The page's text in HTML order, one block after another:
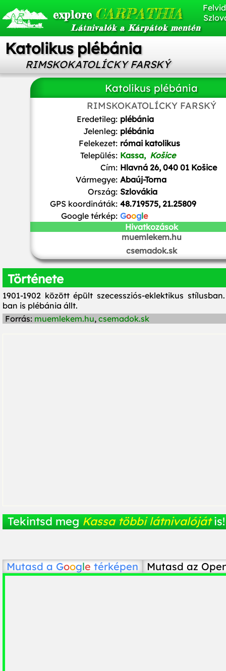
explore CARPATHIA
Látnivalók a Kárpátok mentén
Katolikus plébánia
RIMSKOKATOLÍCKY FARSKÝ
Katolikus plébánia
RIMSKOKATOLÍCKY FARSKÝ
Ladislav Luppa/CC BY-SA
Eredetileg: plébánia
Jelenleg: plébánia
Felekezet: római katolikus
Település: Kassa, Košice
Cím: Hlavná 26, 040 01 Košice
Vármegye: Abaúj-Torna
Ország: Szlovákia
GPS koordináták: 48.719575, 21.25809
Google térkép: Google
Hivatkozások
muemlekem.hu
csemadok.sk
Története
1901-1902 között épült szecessziós-eklektikus
ban is plébánia állt.
Forrás: muemlekem.hu, csemadok.sk
Tekintsd meg Kassa többi látnivalóját is!
Mutasd a Google térképen Mutasd az